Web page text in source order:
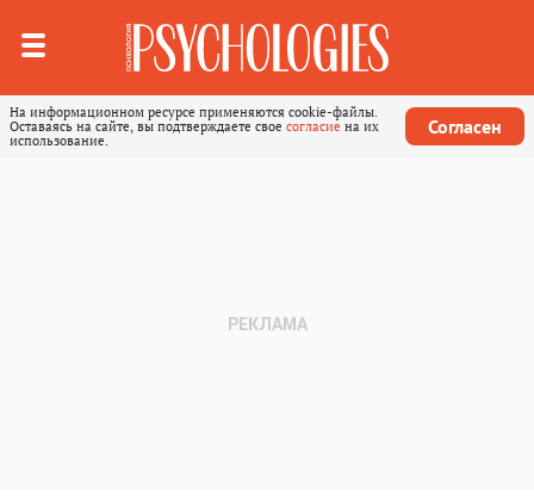
На информационном ресурсе применяются cookie-файлы.
Оставаясь на сайте, вы подтверждаете свое согласие на их
использование.
Согласен